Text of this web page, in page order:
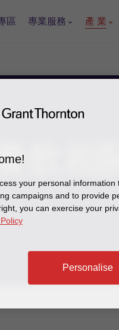
區 專業服務 產 業
飲
your personal
campaigns and to provide
you can exercise your
Personalise